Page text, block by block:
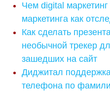
Чем digital маркетинг
маркетинга как
Как сделать
необычной трекер
зашедших на сайт
Диджитал
телефона по